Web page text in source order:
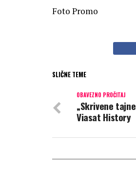
Foto Promo
SLIČNE TEME
OBAVEZNO PROČITAJ
„Skrivene
Viasat History